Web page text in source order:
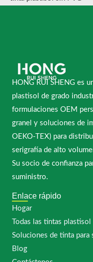
HONG RUI SHENG es
plastisol de grado
formulaciones OEM
granel y soluciones de
OEKO-TEX) para
serigrafía de alto
Su socio de confianza
suministro.
Enlace rápido
Hogar
Todas las tintas plastisol
Soluciones de tinta para
Blog